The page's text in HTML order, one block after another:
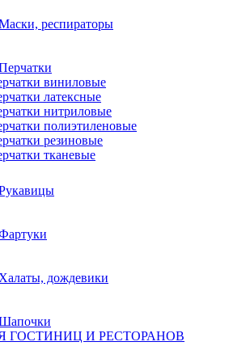
респираторы
виниловые
латексные
нитриловые
полиэтиленовые
резиновые
тканевые
Халаты, дождевики
ГОСТИНИЦ И РЕСТОРАНОВ